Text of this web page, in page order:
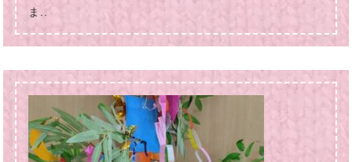
ま..